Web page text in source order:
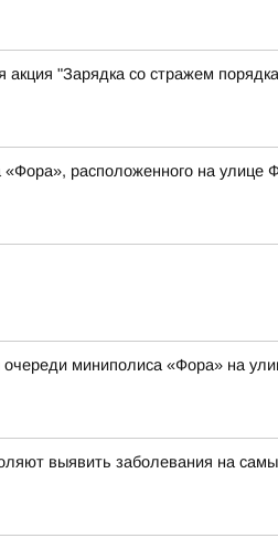
"Зарядка со стражем
расположенного на улице
миниполиса «Фора» на
выявить заболевания на